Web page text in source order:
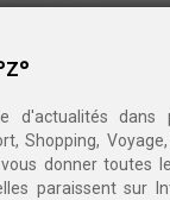
d'actualités dans
Shopping,
donner toutes
paraissent sur